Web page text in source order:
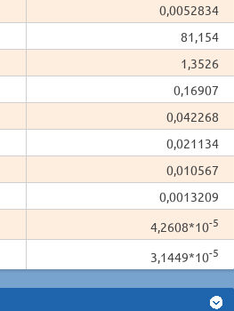
0,0052834
81,154
1,3526
0,16907
0,042268
0,021134
0,010567
0,0013209
4,2608*10-5
3,1449*10-5